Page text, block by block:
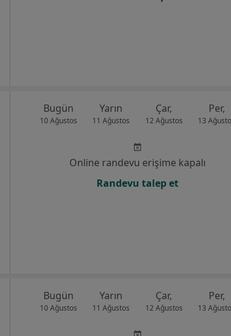
Bugün
10 Ağustos
Yarın
11 Ağustos
Çar,
12 Ağustos
Per,
13
Online randevu erişime kapalı
Randevu talep et
Bugün
10 Ağustos
Yarın
11 Ağustos
Çar,
12 Ağustos
Per,
13